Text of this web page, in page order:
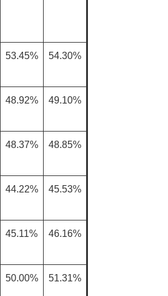
53.45% 54.30%
48.92% 49.10%
48.37% 48.85%
44.22% 45.53%
45.11% 46.16%
50.00% 51.31%